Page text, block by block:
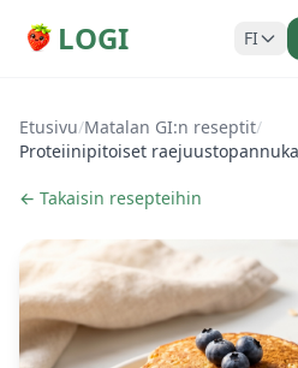
LOGI FI
Etusivu/Matalan GI:n reseptit/
Proteiinipitoiset
← Takaisin resepteihin